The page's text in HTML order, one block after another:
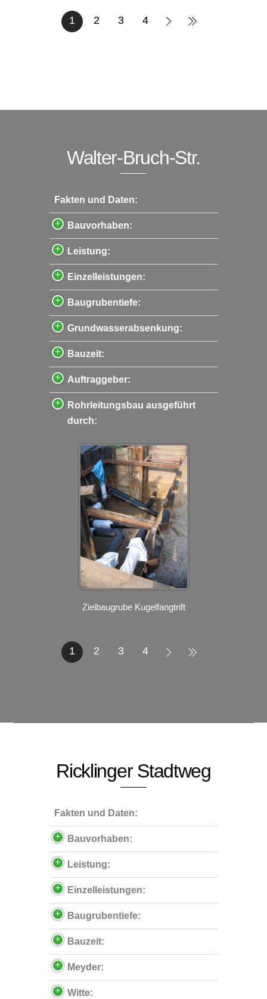
1 2 3 4
Walter-Bruch-Str.
Fakten und Daten:
Bauvorhaben:
Leistung:
Einzelleistungen:
Baugrubentiefe:
Grundwasserabsenkung:
Bauzeit:
Auftraggeber:
Rohrleitungsbau ausgeführt
durch:
Zielbaugrube Kugelfangtrift
1 2 3 4
Ricklinger Stadtweg
Fakten und Daten:
Bauvorhaben:
Leistung:
Einzelleistungen:
Baugrubentiefe:
Bauzeit:
Meyder:
Witte: